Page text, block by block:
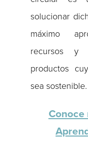
solucionar
máximo
recursos y
productos
sea sostenible.
Conoce